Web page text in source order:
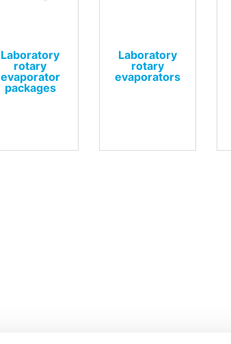
Laboratory
rotary
evaporator
packages
Laboratory
rotary
evaporators